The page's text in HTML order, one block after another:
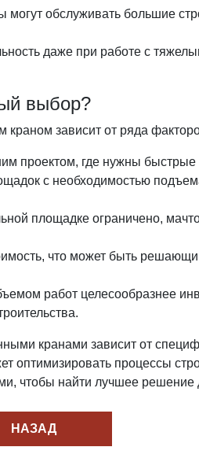
могут обслуживать большие
даже при работе с
выбор?
зависит от ряда
проектом, где нужны
с необходимостью
площадке ограничено,
что может быть
работ целесообразнее
кранами зависит от
процессы
чтобы найти лучшее решение
НАЗАД